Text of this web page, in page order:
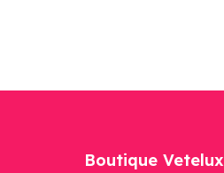
Boutique Vetelux